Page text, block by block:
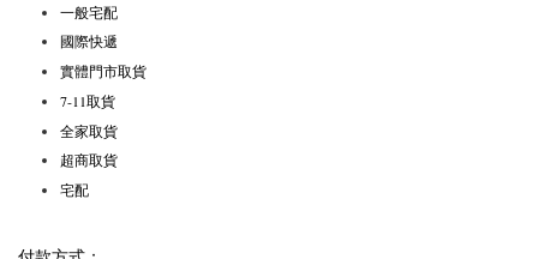
一般宅配
國際快遞
實體門市取貨
7-11取貨
全家取貨
超商取貨
宅配